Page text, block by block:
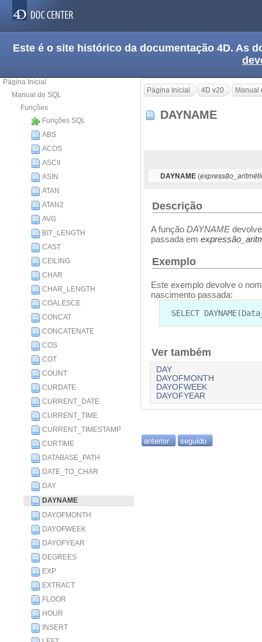
Este é o site histórico da documentação 4D. As
Página Inicial
Manual de SQL
Funções
Funções SQL
ABS
ACOS
ASCII
ASIN
ATAN
ATAN2
AVG
BIT_LENGTH
CAST
CEILING
CHAR
CHAR_LENGTH
COALESCE
CONCAT
CONCATENATE
COS
COT
COUNT
CURDATE
CURRENT_DATE
CURRENT_TIME
CURRENT_TIMESTAMP
CURTIME
DATABASE_PATH
DATE_TO_CHAR
DAY
DAYNAME
DAYOFMONTH
DAYOFWEEK
DAYOFYEAR
DEGREES
EXP
EXTRACT
FLOOR
HOUR
INSERT
Página Inicial 4D v20 Manual
DAYNAME
DAYNAME (
Descrição
A função DAYNAME
passada em
Exemplo
Este exemplo devolve o
nascimento passada:
SELECT
Ver também
DAY
DAYOFMONTH
DAYOFWEEK
DAYOFYEAR
anterior seguido